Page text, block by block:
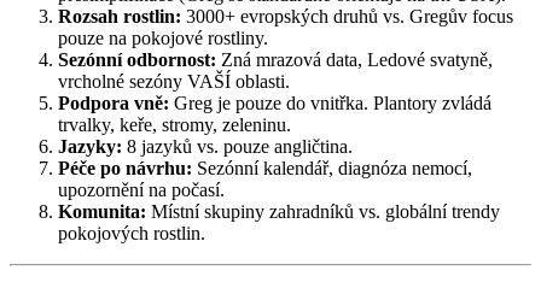
Rozsah rostlin: 3000+ evropských druhů vs. Gregův focus
pouze na pokojové rostliny.
Sezónní odbornost: Zná mrazová data, Ledové svatyně,
vrcholné sezóny VAŠÍ oblasti.
Podpora vně: Greg je pouze do vnitřka. Plantory zvládá
trvalky, keře, stromy, zeleninu.
Jazyky: 8 jazyků vs. pouze angličtina.
Péče po návrhu: Sezónní kalendář, diagnóza nemocí,
upozornění na počasí.
Komunita: Místní skupiny zahradníků vs. globální trendy
pokojových rostlin.